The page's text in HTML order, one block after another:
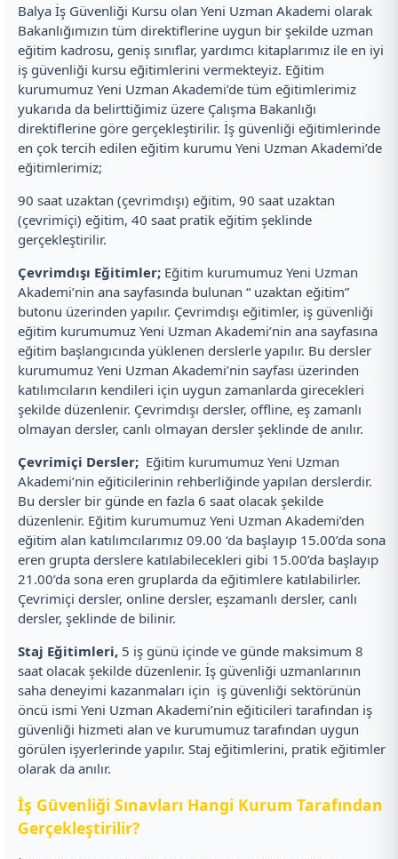
Balya İş Güvenliği Kursu olan Yeni Uzman Akademi olarak
Bakanlığımızın tüm direktiflerine uygun bir şekilde uzman
eğitim kadrosu, geniş sınıflar, yardımcı kitaplarımız ile en iyi
iş güvenliği kursu eğitimlerini vermekteyiz. Eğitim
kurumumuz Yeni Uzman Akademi’de tüm eğitimlerimiz
yukarıda da belirttiğimiz üzere Çalışma Bakanlığı
direktiflerine göre gerçekleştirilir. İş güvenliği eğitimlerinde
en çok tercih edilen eğitim kurumu Yeni Uzman Akademi’de
eğitimlerimiz;
90 saat uzaktan (çevrimdışı) eğitim, 90 saat uzaktan
(çevrimiçi) eğitim, 40 saat pratik eğitim şeklinde
gerçekleştirilir.
Çevrimdışı Eğitimler; Eğitim kurumumuz Yeni Uzman
Akademi’nin ana sayfasında bulunan “ uzaktan eğitim”
butonu üzerinden yapılır. Çevrimdışı eğitimler, iş güvenliği
eğitim kurumumuz Yeni Uzman Akademi’nin ana sayfasına
eğitim başlangıcında yüklenen derslerle yapılır. Bu dersler
kurumumuz Yeni Uzman Akademi’nin sayfası üzerinden
katılımcıların kendileri için uygun zamanlarda girecekleri
şekilde düzenlenir. Çevrimdışı dersler, offline, eş zamanlı
olmayan dersler, canlı olmayan dersler şeklinde de anılır.
Çevrimiçi Dersler; Eğitim kurumumuz Yeni Uzman
Akademi’nin eğiticilerinin rehberliğinde yapılan derslerdir.
Bu dersler bir günde en fazla 6 saat olacak şekilde
düzenlenir. Eğitim kurumumuz Yeni Uzman Akademi’den
eğitim alan katılımcılarımız 09.00 ‘da başlayıp 15.00’da sona
eren grupta derslere katılabilecekleri gibi 15.00’da başlayıp
21.00’da sona eren gruplarda da eğitimlere katılabilirler.
Çevrimiçi dersler, online dersler, eşzamanlı dersler, canlı
dersler, şeklinde de bilinir.
Staj Eğitimleri, 5 iş günü içinde ve günde maksimum 8
saat olacak şekilde düzenlenir. İş güvenliği uzmanlarının
saha deneyimi kazanmaları için iş güvenliği sektörünün
öncü ismi Yeni Uzman Akademi’nin eğiticileri tarafından iş
güvenliği hizmeti alan ve kurumumuz tarafından uygun
görülen işyerlerinde yapılır. Staj eğitimlerini, pratik eğitimler
olarak da anılır.
İş Güvenliği Sınavları Hangi Kurum Tarafından
Gerçekleştirilir?